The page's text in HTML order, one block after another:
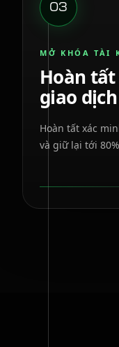
03
MỞ KHÓA TÀI
Hoàn tất
giao dịch
Hoàn tất xác
và giữ lại tới